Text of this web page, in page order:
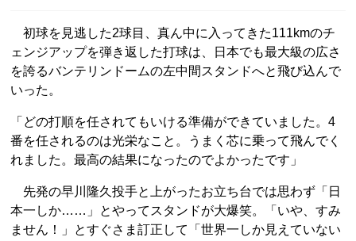
初球を見逃した2球目、真ん中に入ってきた111kmのチ
ェンジアップを弾き返した打球は、日本でも最大級の広さ
を誇るバンテリンドームの左中間スタンドへと飛び込んで
いった。
「どの打順を任されてもいける準備ができていました。4
番を任されるのは光栄なこと。うまく芯に乗って飛んでく
れました。最高の結果になったのでよかったです」
先発の早川隆久投手と上がったお立ち台では思わず「日
本一しか……」とやってスタンドが大爆笑。「いや、すみ
ません！」とすぐさま訂正して「世界一しか見えていない